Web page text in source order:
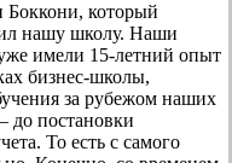
который
нашу школу. Наши
имели 15-летний опыт
бизнес-школы,
за рубежом наших
до постановки
То есть с самого